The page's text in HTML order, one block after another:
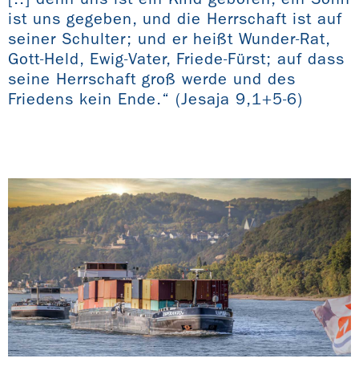
ist uns gegeben, und die Herrschaft ist auf
seiner Schulter; und er heißt Wunder-Rat,
Gott-Held, Ewig-Vater, Friede-Fürst; auf dass
seine Herrschaft groß werde und des
Friedens kein Ende.“ (Jesaja 9,1+5-6)